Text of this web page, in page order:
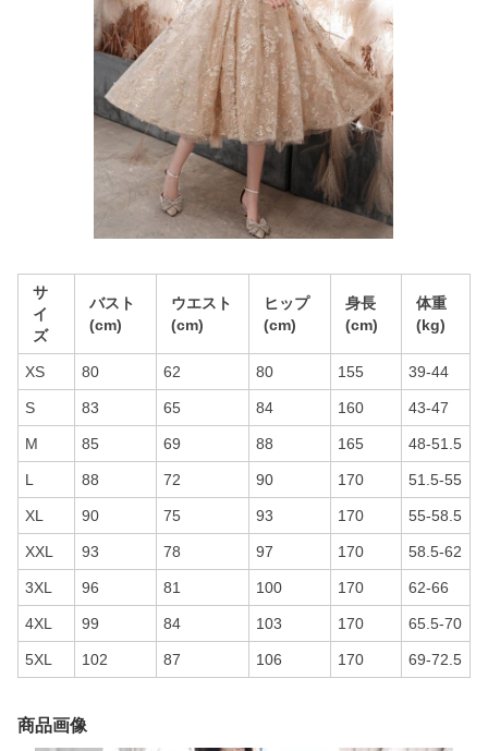
サ
イ
ズ
バスト
(cm)
ウエスト
(cm)
ヒップ
(cm)
身長
(cm)
体重
(kg)
XS 80 62 80 155 39-44
S 83 65 84 160 43-47
M 85 69 88 165 48-51.5
L 88 72 90 170 51.5-55
XL 90 75 93 170 55-58.5
XXL 93 78 97 170 58.5-62
3XL 96 81 100 170 62-66
4XL 99 84 103 170 65.5-70
5XL 102 87 106 170 69-72.5
商品画像